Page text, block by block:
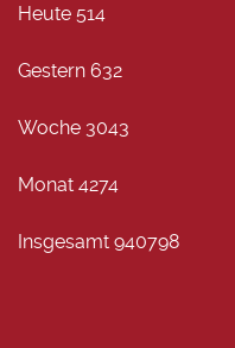
Heute 514
Gestern 632
Woche 3043
Monat 4274
Insgesamt 940798